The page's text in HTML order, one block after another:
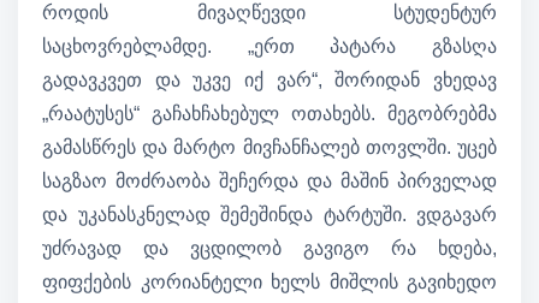
როდის მივაღწევდი სტუდენტურ
საცხოვრებლამდე. „ერთ პატარა გზასღა
გადავკვეთ და უკვე იქ ვარ“, შორიდან ვხედავ
„რაატუსეს“ გაჩახჩახებულ ოთახებს. მეგობრებმა
გამასწრეს და მარტო მივჩანჩალებ თოვლში. უცებ
საგზაო მოძრაობა შეჩერდა და მაშინ პირველად
და უკანასკნელად შემეშინდა ტარტუში. ვდგავარ
უძრავად და ვცდილობ გავიგო რა ხდება,
ფიფქების კორიანტელი ხელს მიშლის გავიხედო